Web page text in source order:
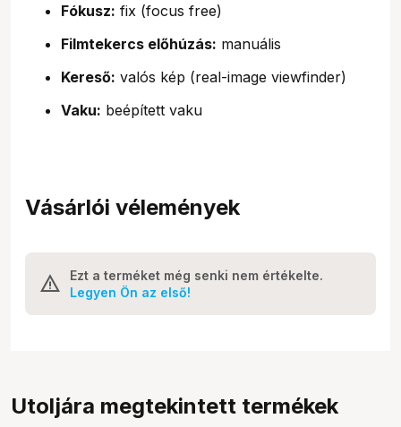
Fókusz: fix (focus free)
Filmtekercs előhúzás: manuális
Kereső: valós kép (real-image viewfinder)
Vaku: beépített vaku
Vásárlói vélemények
Ezt a terméket még senki nem értékelte.
Legyen Ön az első!
Utoljára megtekintett termékek